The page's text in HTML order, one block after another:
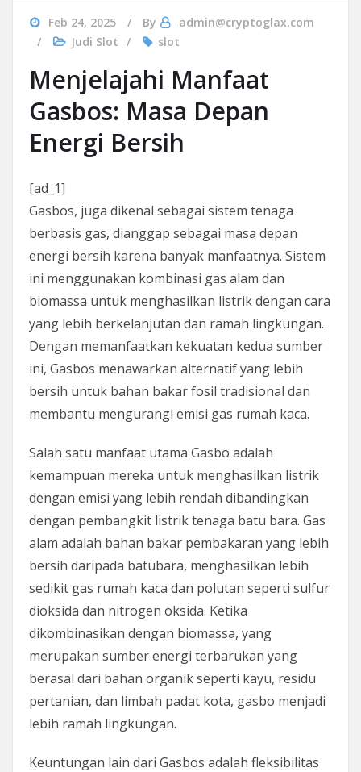
Feb 24, 2025 By
admin@cryptoglax.com
Judi Slot
slot
Menjelajahi Manfaat
Gasbos: Masa Depan
Energi Bersih
[ad_1]
Gasbos, juga dikenal sebagai sistem tenaga
berbasis gas, dianggap sebagai masa depan
energi bersih karena banyak manfaatnya. Sistem
ini menggunakan kombinasi gas alam dan
biomassa untuk menghasilkan listrik dengan cara
yang lebih berkelanjutan dan ramah lingkungan.
Dengan memanfaatkan kekuatan kedua sumber
ini, Gasbos menawarkan alternatif yang lebih
bersih untuk bahan bakar fosil tradisional dan
membantu mengurangi emisi gas rumah kaca.
Salah satu manfaat utama Gasbo adalah
kemampuan mereka untuk menghasilkan listrik
dengan emisi yang lebih rendah dibandingkan
dengan pembangkit listrik tenaga batu bara. Gas
alam adalah bahan bakar pembakaran yang lebih
bersih daripada batubara, menghasilkan lebih
sedikit gas rumah kaca dan polutan seperti sulfur
dioksida dan nitrogen oksida. Ketika
dikombinasikan dengan biomassa, yang
merupakan sumber energi terbarukan yang
berasal dari bahan organik seperti kayu, residu
pertanian, dan limbah padat kota, gasbo menjadi
lebih ramah lingkungan.
Keuntungan lain dari Gasbos adalah fleksibilitas